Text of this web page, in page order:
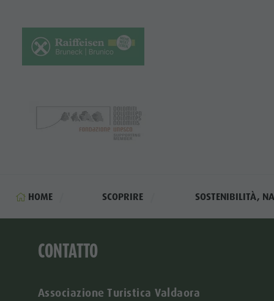
HOME SCOPRIRE SOSTENIBILITÀ,
CONTATTO
Associazione Turistica Valdaora